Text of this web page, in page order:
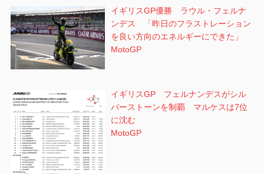
ョ
ン
イギリスGP優勝 ラウル・フェルナ
ンデス 「昨日のフラストレーション
を良い方向のエネルギーにできた」
MotoGP
イギリスGP フェルナンデスがシル
バーストーンを制覇 マルケスは7位
に沈む
MotoGP